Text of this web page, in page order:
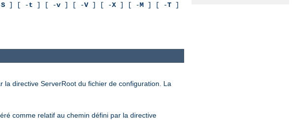
S ] [ -t ] [ -v ] [ -V] [ -X] [ -M ] [ -T ]
la directive ServerRoot du fichier de configuration. La
comme relatif au chemin défini par la directive